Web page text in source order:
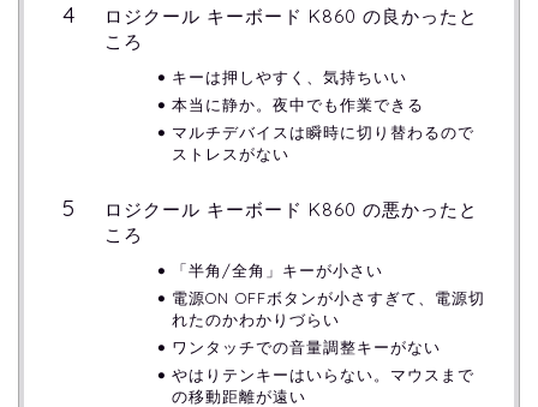
ロジクール キーボード K860 の良かったと
ころ
キーは押しやすく、気持ちいい
本当に静か。夜中でも作業できる
マルチデバイスは瞬時に切り替わるので
ストレスがない
ロジクール キーボード K860 の悪かったと
ころ
「半角/全角」キーが小さい
電源ON OFFボタンが小さすぎて、電源切
れたのかわかりづらい
ワンタッチでの音量調整キーがない
やはりテンキーはいらない。マウスまで
の移動距離が遠い